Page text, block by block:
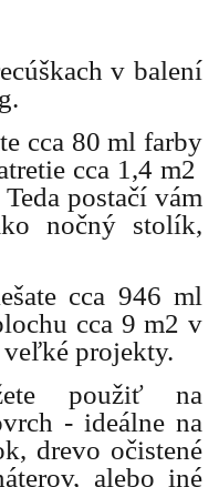
v balení
cca 80 ml farby
cca 1,4 m2
postačí vám
nočný stolík,
cca 946 ml
cca 9 m2 v
veľké projekty.
použiť na
- ideálne na
drevo očistené
alebo iné